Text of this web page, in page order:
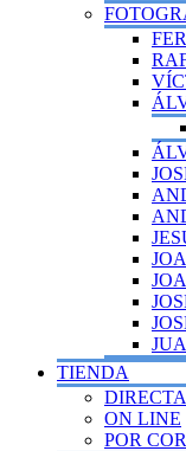
TIENDA
DIRECTA
ON LINE
POR